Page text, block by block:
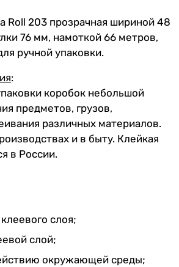
Roll 203 прозрачная шириной 48
76 мм, намоткой 66 метров,
ручной упаковки.
:
коробок небольшой
предметов, грузов,
различных материалов.
и в быту. Клейкая
в России.
слоя;
слой;
окружающей среды;